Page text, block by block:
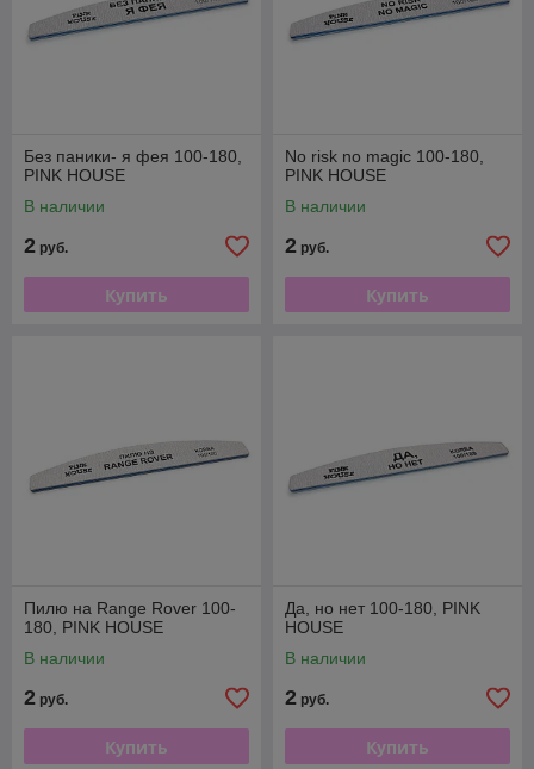
Без паники- я фея 100-180,
PINK HOUSE
В наличии
2 руб.
Купить
No risk no magic 100-180,
PINK HOUSE
В наличии
2 руб.
Купить
Пилю на Range Rover 100-
180, PINK HOUSE
В наличии
2 руб.
Купить
Да, но нет 100-180, PINK
HOUSE
В наличии
2 руб.
Купить